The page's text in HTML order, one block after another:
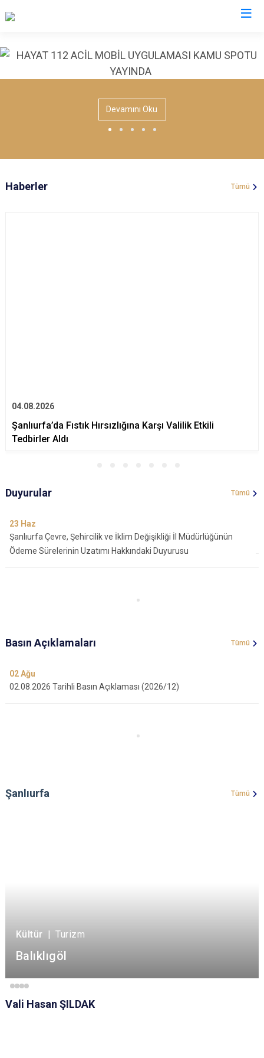
Devamını Oku
Haberler Tümü
04.08.2026
Şanlıurfa’da Fıstık Hırsızlığına Karşı Valilik Etkili
Tedbirler Aldı
Duyurular Tümü
23 Haz
Şanlıurfa Çevre, Şehircilik ve İklim Değişikliği İl Müdürlüğünün
Ödeme Sürelerinin Uzatımı Hakkındaki Duyurusu
Basın Açıklamaları Tümü
02Ağu
02.08.2026 Tarihli Basın Açıklaması (2026/12)
Şanlıurfa Tümü
Kültür Turizm
Balıklıgöl
Vali Hasan ŞILDAK